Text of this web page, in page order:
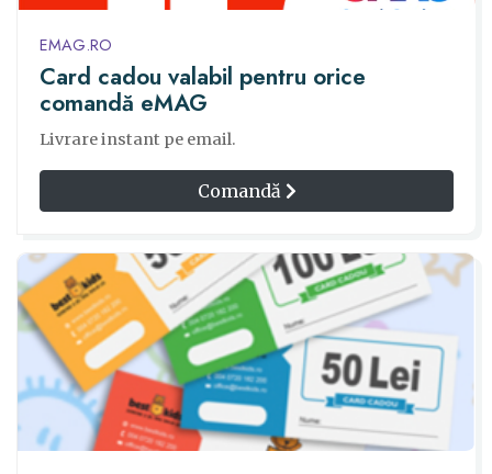
EMAG.RO
Card cadou valabil pentru orice
comandă eMAG
Livrare instant pe email.
Comandă